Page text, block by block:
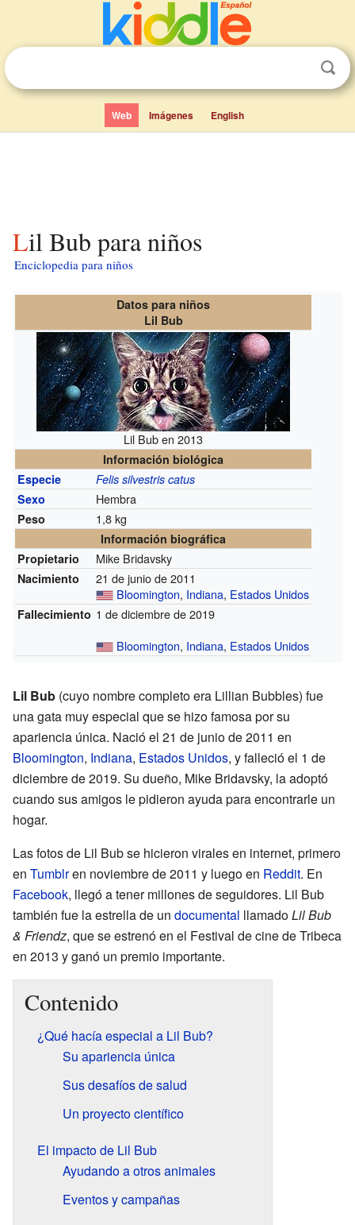
Web Imágenes English
Lil Bub para niños
Enciclopedia para niños
Datos para niños
Lil Bub
Lil Bub en 2013
Información biológica
Especie
Felis silvestris catus
Sexo
Hembra
Peso 1,8 kg
Información biográfica
Propietario
Mike Bridavsky
Nacimiento
21 de junio de 2011
Bloomington, Indiana, Estados Unidos
Fallecimiento 1 de diciembre de 2019
Bloomington, Indiana, Estados Unidos
Lil Bub (cuyo nombre completo era Lillian Bubbles) fue
una gata muy especial que se hizo famosa por su
apariencia única. Nació el 21 de junio de 2011 en
Bloomington, Indiana, Estados Unidos, y falleció el 1 de
diciembre de 2019. Su dueño, Mike Bridavsky, la adoptó
cuando sus amigos le pidieron ayuda para encontrarle un
hogar.
Las fotos de Lil Bub se hicieron virales en internet, primero
en Tumblren noviembre de 2011 y luego en Reddit. En
Facebook, llegó a tener millones de seguidores. Lil Bub
también fue la estrella de un documental llamadoLil Bub
& Friendz, que se estrenó en el Festival de cine de Tribeca
en 2013 y ganó un premio importante.
Contenido
¿Qué hacía especial a Lil Bub?
Su apariencia única
Sus desafíos de salud
Un proyecto científico
El impacto de Lil Bub
Ayudando a otros animales
Eventos y campañas